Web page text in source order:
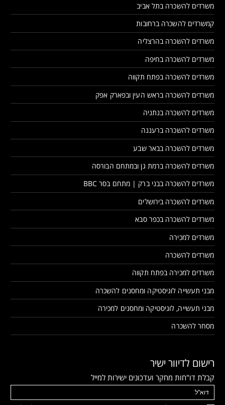
משרדים להשכרה בתל אביב
קמשרדים להשכרה ברחובות
משרדים להשכרה בהרצליה
משרדים להשכרה בחיפה
משרדים להשכרה בפתח תקווה
משרדים להשכרה בראש העין ובפארק אפק
משרדים להשכרה בנתניה
משרדים להשכרה ברעננה
משרדים להשכרה בבאר שבע
משרדים להשכרה ברמת גן ובמתחם הבורסה
משרדים להשכרה בבני ברק | מתחם בסר BBC
משרדים להשכרה בירושלים
משרדים להשכרה בכפר סבא
משרדים למכירה
משרדים להשכרה
משרדים למכירה בפתח תקווה
מבני תעשייה לוגיסטיקה ומחסנים להשכרה
מבני תעשייה, לוגיסטיקה ומחסנים למכירה
מסחר להשכרה
רישום לדיוור ישיר
קבלת דו"חות מחקר ועדכונים ישירות למייל